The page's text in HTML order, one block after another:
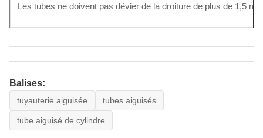
Les tubes ne doivent pas dévier de la droiture de plus de 1,5
Balises:
tuyauterie aiguisée tubes aiguisés
tube aiguisé de cylindre